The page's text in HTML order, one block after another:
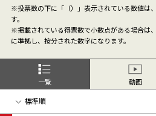
※投票数の下に「（）」表示されている数値は
す。
※掲載されている得票数で小数点がある場合は
に準拠し、按分された数字になります。
一覧 動画